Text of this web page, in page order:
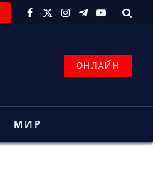
Facebook
X
Instagram
Telegram
YouTube
ОНЛАЙН
МИР